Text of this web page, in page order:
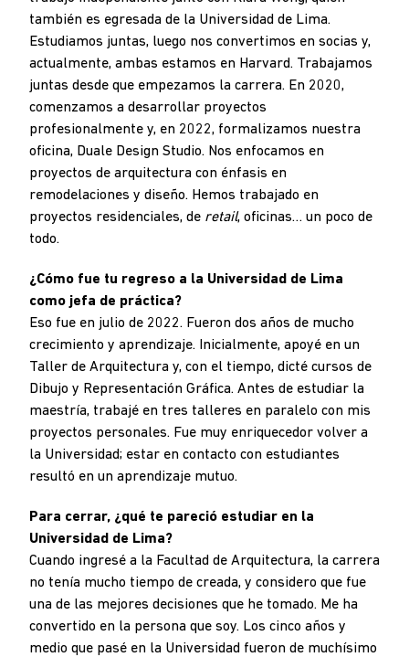
también es egresada de la Universidad de Lima.
Estudiamos juntas, luego nos convertimos en socias y,
actualmente, ambas estamos en Harvard. Trabajamos
juntas desde que empezamos la carrera. En 2020,
comenzamos a desarrollar proyectos
profesionalmente y, en 2022, formalizamos nuestra
oficina, Duale Design Studio. Nos enfocamos en
proyectos de arquitectura con énfasis en
remodelaciones y diseño. Hemos trabajado en
proyectos residenciales, de retail, oficinas… un poco de
todo.
¿Cómo fue tu regreso a la Universidad de Lima
como jefa de práctica?
Eso fue en julio de 2022. Fueron dos años de mucho
crecimiento y aprendizaje. Inicialmente, apoyé en un
Taller de Arquitectura y, con el tiempo, dicté cursos de
Dibujo y Representación Gráfica. Antes de estudiar la
maestría, trabajé en tres talleres en paralelo con mis
proyectos personales. Fue muy enriquecedor volver a
la Universidad; estar en contacto con estudiantes
resultó en un aprendizaje mutuo.
Para cerrar, ¿qué te pareció estudiar en la
Universidad de Lima?
Cuando ingresé a la Facultad de Arquitectura, la carrera
no tenía mucho tiempo de creada, y considero que fue
una de las mejores decisiones que he tomado. Me ha
convertido en la persona que soy. Los cinco años y
medio que pasé en la Universidad fueron de muchísimo